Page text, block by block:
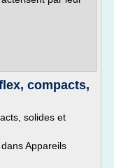
compacts,
solides et
Appareils